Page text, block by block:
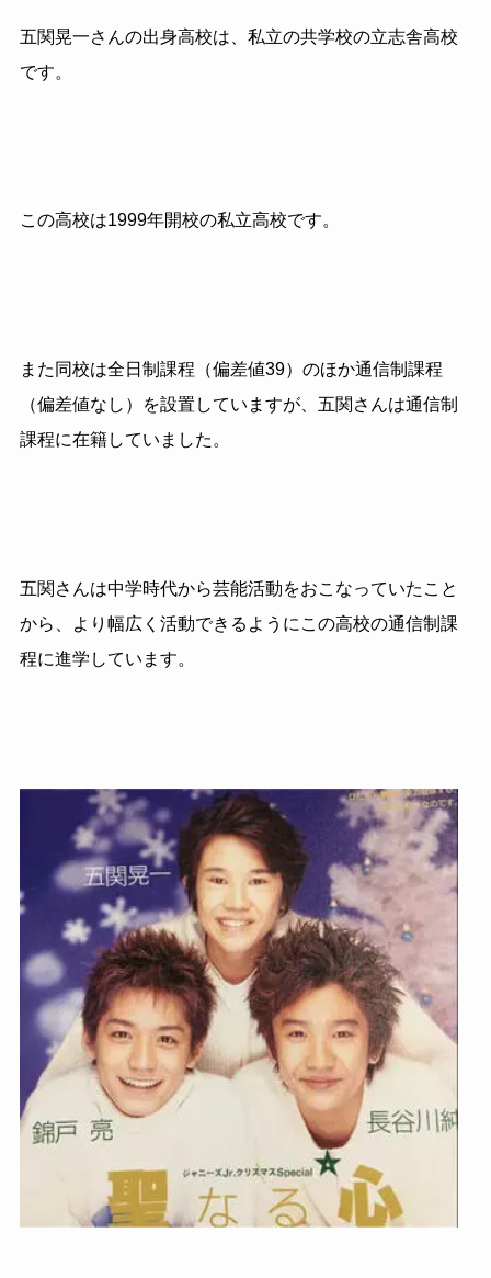
五関晃一さんの出身高校は、私立の共学校の立志舎高校
です。
この高校は1999年開校の私立高校です。
また同校は全日制課程（偏差値39）のほか通信制課程
（偏差値なし）を設置していますが、五関さんは通信制
課程に在籍していました。
五関さんは中学時代から芸能活動をおこなっていたこと
から、より幅広く活動できるようにこの高校の通信制課
程に進学しています。